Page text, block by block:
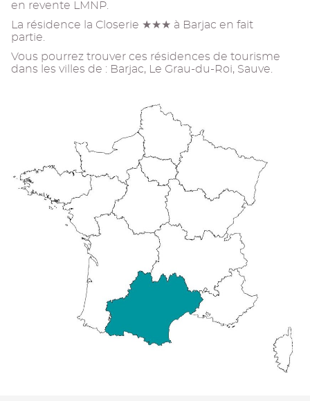
en revente LMNP.
La résidence la Closerie ★★★ à Barjac en fait
partie.
Vous pourrez trouver ces résidences de tourisme
dans les villes de : Barjac, Le Grau-du-Roi, Sauve.